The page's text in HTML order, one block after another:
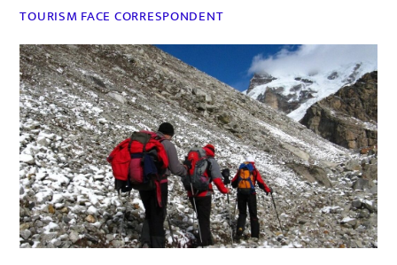
TOURISM FACE CORRESPONDENT